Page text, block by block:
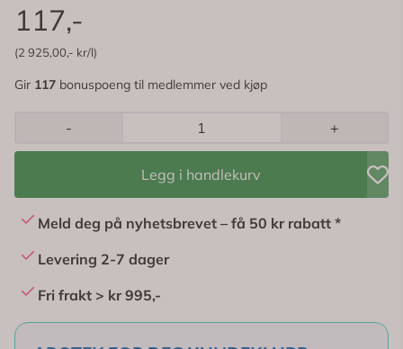
117,-
(2 925,00,- kr/l)
Gir 117 bonuspoeng til medlemmer ved kjøp
- +
Legg i handlekurv
Meld deg på nyhetsbrevet – få 50 kr rabatt *
Levering 2-7 dager
Fri frakt > kr 995,-